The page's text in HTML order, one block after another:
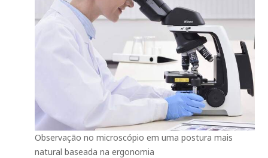
Observação no microscópio em uma postura mais
natural baseada na ergonomia